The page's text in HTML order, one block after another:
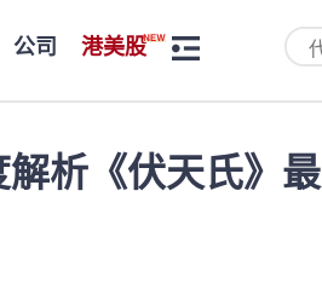
公司 港美股
析《伏天氏》最